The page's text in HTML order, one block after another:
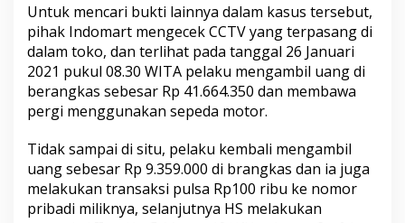
Untuk mencari bukti lainnya dalam kasus tersebut,
pihak Indomart mengecek CCTV yang terpasang di
dalam toko, dan terlihat pada tanggal 26 Januari
2021 pukul 08.30 WITA pelaku mengambil uang di
berangkas sebesar Rp 41.664.350 dan membawa
pergi menggunakan sepeda motor.
Tidak sampai di situ, pelaku kembali mengambil
uang sebesar Rp 9.359.000 di brangkas dan ia juga
melakukan transaksi pulsa Rp100 ribu ke nomor
pribadi miliknya, selanjutnya HS melakukan